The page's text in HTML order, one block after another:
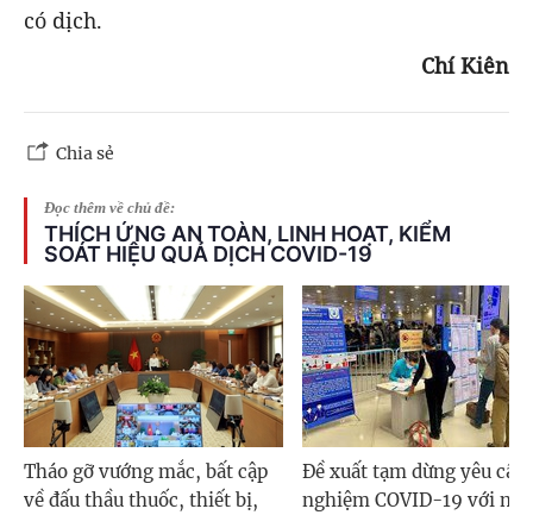
có dịch.
Chí Kiên
Chia sẻ
Đọc thêm về chủ đề:
THÍCH ỨNG AN TOÀN, LINH HOẠT, KIỂM
SOÁT HIỆU QUẢ DỊCH COVID-19
Tháo gỡ vướng mắc, bất cập
về đấu thầu thuốc, thiết bị,
Đề xuất tạm dừng yêu cầu
nghiệm COVID-19 với